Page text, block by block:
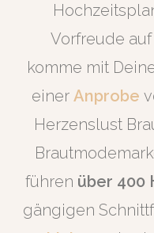
Vorfreude
komme mit
einerAnprobe
Herzenslust
führen über 400
gängigen